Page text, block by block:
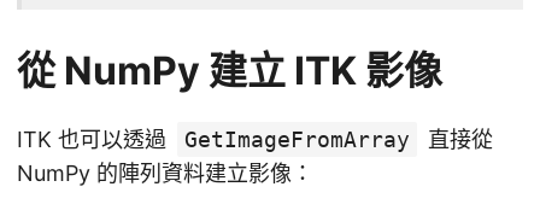
從 NumPy 建立 ITK 影像
ITK 也可以透過 GetImageFromArray
直接從
NumPy 的陣列資料建立影像：